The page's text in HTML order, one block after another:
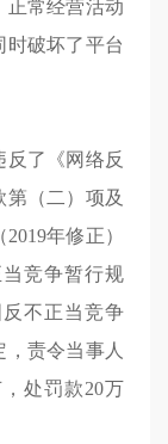
正常经营活动
时破坏了平台
了《网络反
（二）项及
年修正）
竞争暂行规
不正当竞争
责令当事人
处罚款20万